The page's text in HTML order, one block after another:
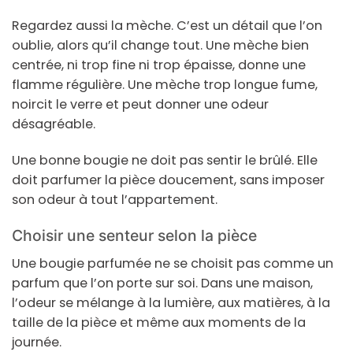
Regardez aussi la mèche. C’est un détail que l’on
oublie, alors qu’il change tout. Une mèche bien
centrée, ni trop fine ni trop épaisse, donne une
flamme régulière. Une mèche trop longue fume,
noircit le verre et peut donner une odeur
désagréable.
Une bonne bougie ne doit pas sentir le brûlé. Elle
doit parfumer la pièce doucement, sans imposer
son odeur à tout l’appartement.
Choisir une senteur selon la pièce
Une bougie parfumée ne se choisit pas comme un
parfum que l’on porte sur soi. Dans une maison,
l’odeur se mélange à la lumière, aux matières, à la
taille de la pièce et même aux moments de la
journée.